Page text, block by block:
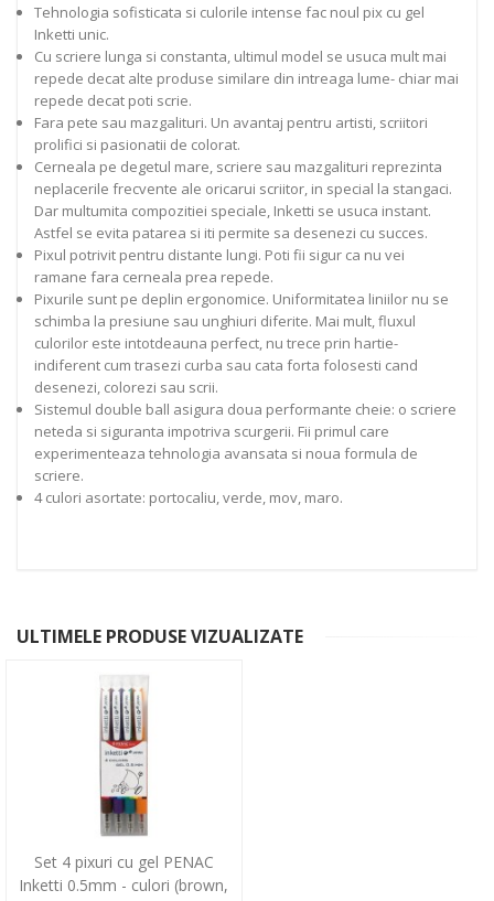
Tehnologia sofisticata si culorile intense fac noul pix cu gel
Inketti unic.
Cu scriere lunga si constanta, ultimul model se usuca mult mai
repede decat alte produse similare din intreaga lume- chiar mai
repede decat poti scrie.
Fara pete sau mazgalituri. Un avantaj pentru artisti, scriitori
prolifici si pasionatii de colorat.
Cerneala pe degetul mare, scriere sau mazgalituri reprezinta
neplacerile frecvente ale oricarui scriitor, in special la stangaci.
Dar multumita compozitiei speciale, Inketti se usuca instant.
Astfel se evita patarea si iti permite sa desenezi cu succes.
Pixul potrivit pentru distante lungi. Poti fii sigur ca nu vei
ramane fara cerneala prea repede.
Pixurile sunt pe deplin ergonomice. Uniformitatea liniilor nu se
schimba la presiune sau unghiuri diferite. Mai mult, fluxul
culorilor este intotdeauna perfect, nu trece prin hartie-
indiferent cum trasezi curba sau cata forta folosesti cand
desenezi, colorezi sau scrii.
Sistemul double ball asigura doua performante cheie: o scriere
neteda si siguranta impotriva scurgerii. Fii primul care
experimenteaza tehnologia avansata si noua formula de
scriere.
4 culori asortate: portocaliu, verde, mov, maro.
ULTIMELE PRODUSE VIZUALIZATE
Set 4 pixuri cu gel PENAC
Inketti 0.5mm - culori (brown,